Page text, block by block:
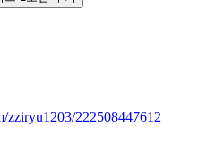
zziryu1203/222508447612